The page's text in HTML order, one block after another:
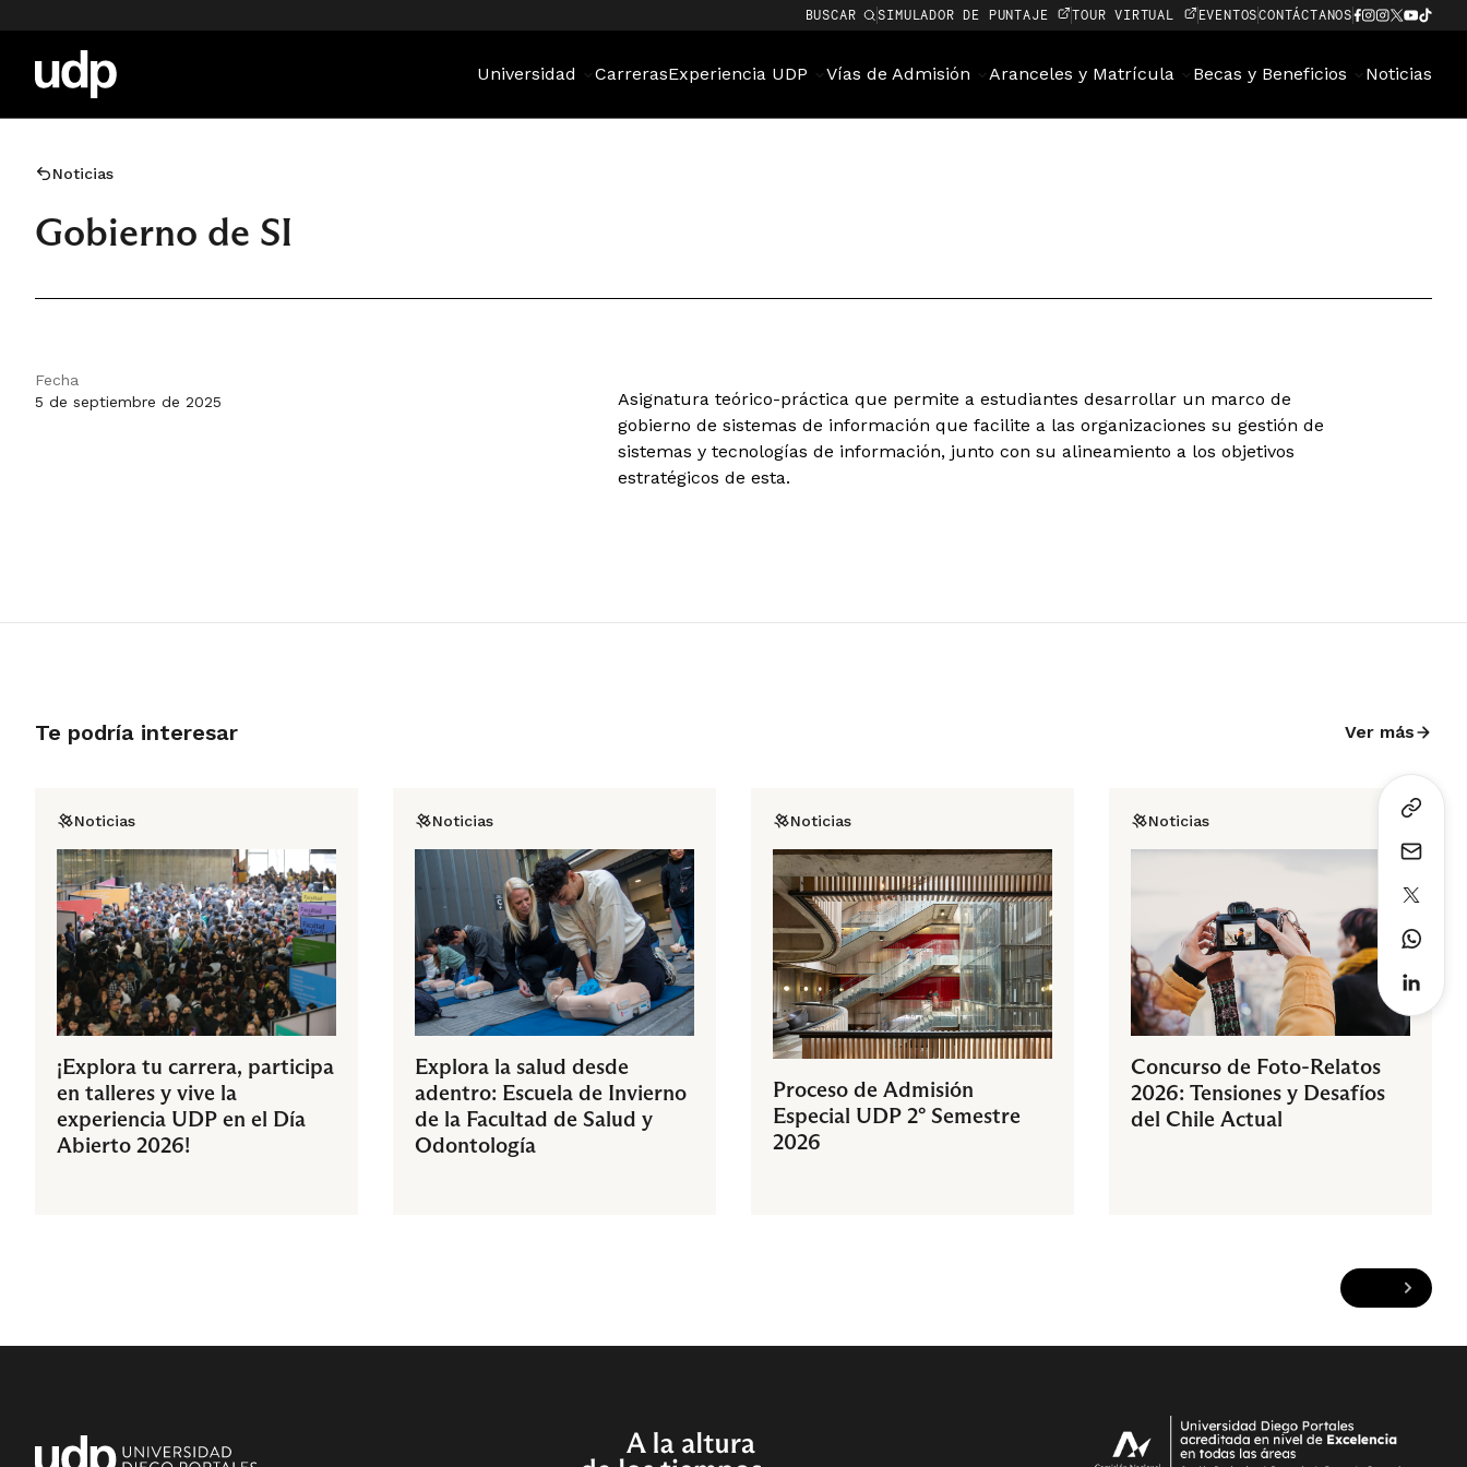
BUSCAR SIMULADOR DE PUNTAJE TOUR VIRTUAL EVENTOSCONTÁCTANOS
Universidad CarrerasExperiencia UDP Vías de Admisión Aranceles y Matrícula Becas y Beneficios Noticias
Noticias
Gobierno de SI
Fecha
5 de septiembre de 2025
Asignatura teórico-práctica que permite a estudiantes desarrollar un marco de
gobierno de sistemas de información que facilite a las organizaciones su gestión de
sistemas y tecnologías de información, junto con su alineamiento a los objetivos
estratégicos de esta.
Te podría interesar Ver más
Noticias
¡Explora tu carrera, participa
en talleres y vive la
experiencia UDP en el Día
Abierto 2026!
Noticias
Explora la salud desde
adentro: Escuela de Invierno
de la Facultad de Salud y
Odontología
Noticias
Proceso de Admisión
Especial UDP 2° Semestre
2026
Noticias
Concurso de Foto-Relatos
2026: Tensiones y Desafíos
del Chile Actual